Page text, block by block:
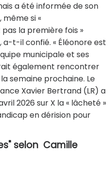
a été informée de son
même si «
la première fois »
a-t-il confié. « Éléonore est
municipale et ses
également rencontrer
semaine prochaine. Le
Xavier Bertrand (LR) a
2026 sur X la « lâcheté »
en dérision pour
selon Camille